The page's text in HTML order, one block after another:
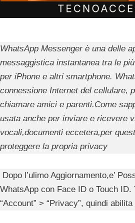
WhatsApp Messenger è una delle
messaggistica instantanea tra le
per iPhone e altri smartphone.
connessione Internet del cellulare,
chiamare amici e parenti.Come
usata anche per inviare e ricevere
vocali,documenti eccetera,per
proteggere la propria privacy
Dopo l’ulimo Aggiornamento,e’
WhatsApp con Face ID o Touch ID.
“Account” > “Privacy”, quindi